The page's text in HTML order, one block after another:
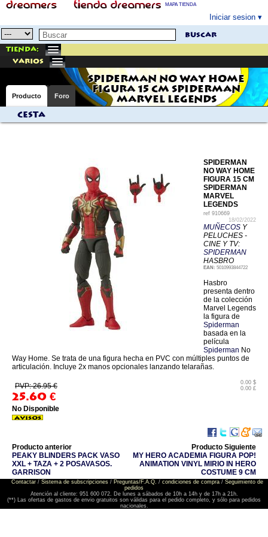
MAPA TIENDA
Iniciar sesion
buscar
Tienda:
varios
SPIDERMAN NO WAY HOME
FIGURA 15 CM SPIDERMAN
MARVEL LEGENDS
Producto Foro
Cesta
SPIDERMAN
NO WAY HOME
FIGURA 15 CM
SPIDERMAN
MARVEL
LEGENDS
ref 910669
18/02/2022
MUÑECOS Y
PELUCHES -
CINE Y TV:
SPIDERMAN
HASBRO
EAN: 5010993844722
Hasbro
presenta dentro
de la colección
Marvel Legends
la figura de
Spiderman
basada en la
película
Spiderman No
Way Home. Se trata de una figura hecha en PVC con múltiples puntos de
articulación. Incluye 2x manos opcionales lanzando telarañas.
PVP: 26.95 €
25.60 €
0.00 $
0.00 £
No Disponible
Producto anterior
PEAKY BLINDERS PACK VASO
XXL + TAZA + 2 POSAVASOS.
GARRISON
Producto Siguiente
MY HERO ACADEMIA FIGURA POP!
ANIMATION VINYL MIRIO IN HERO
COSTUME 9 CM
Contactar/ Sistema de subscripciones/ Preguntas/F.A.Q. / condiciones de compra/ Seguimiento de
pedidos
Atención al cliente: 951 600 072. De lunes a sábados de 10h a 14h y de 17h a 21h.
(**) Las ofertas de gastos de envio gratuitos son válidas para el pedido completo, y sólo para pedidos
nacionales.